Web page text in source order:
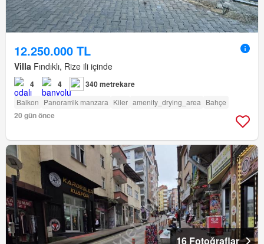
12.250.000 TL
Villa Fındıklı, Rize ili içinde
4 4 340 metrekare
Balkon Panorami̇k manzara Kiler amenity_drying_area Bahçe
20 gün önce
16 Fotoğraflar